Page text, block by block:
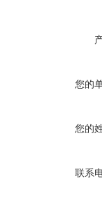
您的
您的
联系